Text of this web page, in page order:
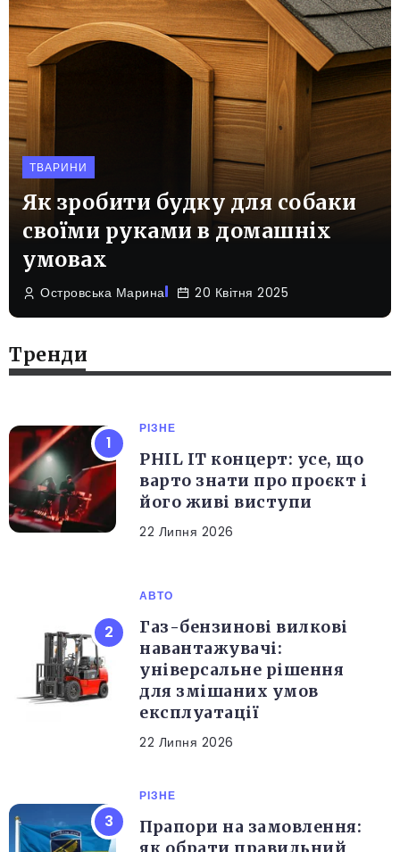
ТВАРИНИ
Як зробити будку для собаки
своїми руками в домашніх
умовах
Островська Марина 20 Квітня 2025
Тренди
РІЗНЕ
PHIL IT концерт: усе, що
варто знати про проєкт і
його живі виступи
22 Липня 2026
АВТО
Газ-бензинові вилкові
навантажувачі:
універсальне рішення
для змішаних умов
експлуатації
22 Липня 2026
РІЗНЕ
Прапори на замовлення: